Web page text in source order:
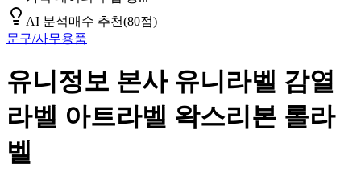
AI 분석매수 추천(80점)
문구/사무용품
유니정보 본사 유니라벨 감열
라벨 아트라벨 왁스리본 롤라
벨